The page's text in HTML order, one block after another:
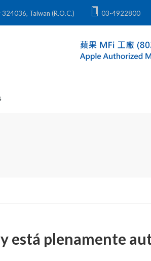
Taiwan (R.O.C.) 03-4922800
está plenamente